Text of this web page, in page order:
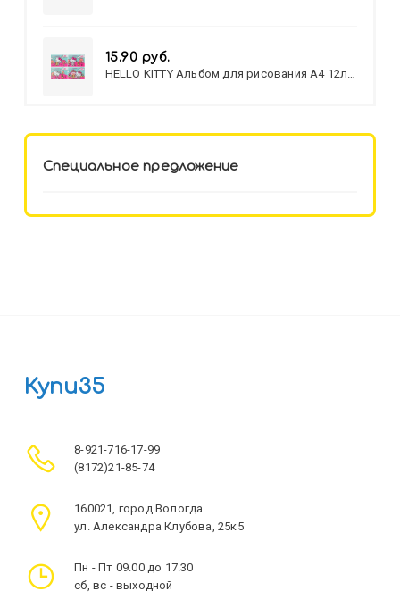
15.90 руб.
HELLO KITTY Альбом для рисования А4 12л.
Специальное предложение
Купи35
8-921-716-17-99
(8172)21-85-74
160021, город Вологда
ул. Александра Клубова, 25к5
Пн - Пт 09.00 до 17.30
сб, вс - выходной